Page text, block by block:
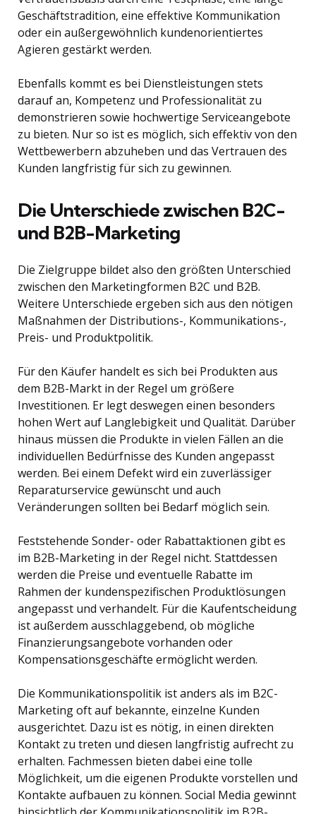
Geschäftstradition, eine effektive Kommunikation
oder ein außergewöhnlich kundenorientiertes
Agieren gestärkt werden.
Ebenfalls kommt es bei Dienstleistungen stets
darauf an, Kompetenz und Professionalität zu
demonstrieren sowie hochwertige Serviceangebote
zu bieten. Nur so ist es möglich, sich effektiv von den
Wettbewerbern abzuheben und das Vertrauen des
Kunden langfristig für sich zu gewinnen.
Die Unterschiede zwischen B2C-
und B2B-Marketing
Die Zielgruppe bildet also den größten Unterschied
zwischen den Marketingformen B2C und B2B.
Weitere Unterschiede ergeben sich aus den nötigen
Maßnahmen der Distributions-, Kommunikations-,
Preis- und Produktpolitik.
Für den Käufer handelt es sich bei Produkten aus
dem B2B-Markt in der Regel um größere
Investitionen. Er legt deswegen einen besonders
hohen Wert auf Langlebigkeit und Qualität. Darüber
hinaus müssen die Produkte in vielen Fällen an die
individuellen Bedürfnisse des Kunden angepasst
werden. Bei einem Defekt wird ein zuverlässiger
Reparaturservice gewünscht und auch
Veränderungen sollten bei Bedarf möglich sein.
Feststehende Sonder- oder Rabattaktionen gibt es
im B2B-Marketing in der Regel nicht. Stattdessen
werden die Preise und eventuelle Rabatte im
Rahmen der kundenspezifischen Produktlösungen
angepasst und verhandelt. Für die Kaufentscheidung
ist außerdem ausschlaggebend, ob mögliche
Finanzierungsangebote vorhanden oder
Kompensationsgeschäfte ermöglicht werden.
Die Kommunikationspolitik ist anders als im B2C-
Marketing oft auf bekannte, einzelne Kunden
ausgerichtet. Dazu ist es nötig, in einen direkten
Kontakt zu treten und diesen langfristig aufrecht zu
erhalten. Fachmessen bieten dabei eine tolle
Möglichkeit, um die eigenen Produkte vorstellen und
Kontakte aufbauen zu können. Social Media gewinnt